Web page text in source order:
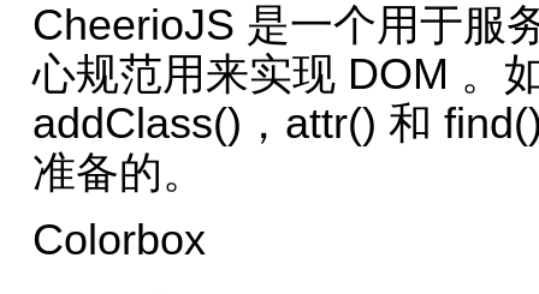
CheerioJS 是一个用于服
心规范用来实现 DOM 。
addClass()，attr() 和
准备的。
Colorbox